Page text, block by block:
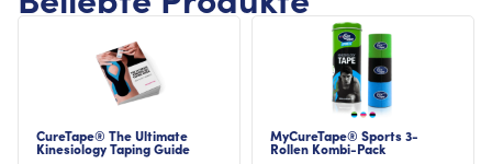
CureTape® The Ultimate
Kinesiology Taping Guide
MyCureTape® Sports 3-
Rollen Kombi-Pack